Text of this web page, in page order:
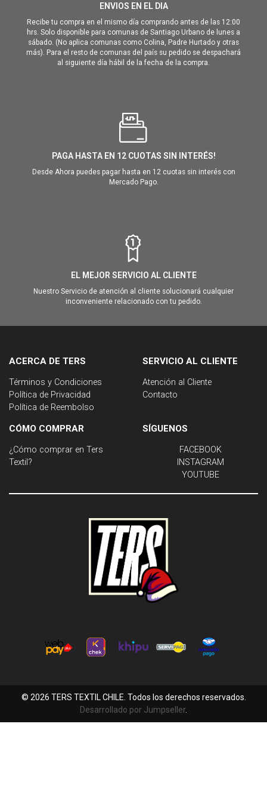
ENVIOS EN EL DIA
Recibe tu compra en el mismo día comprando antes de las 12:00
hrs. Solo disponible para comunas de Santiago Urbano de lunes a
sábado. (No aplica comunas como Colina, Padre Hurtado y otras
más). Para el resto de comunas del país su pedido se despachará
al siguiente día hábil de la fecha de la compra.
PAGA HASTA EN 12 CUOTAS SIN INTERÉS!
Desde Ahora puedes pagar hasta en 12 cuotas sin interés con
Mercado Pago.
EL MEJOR SERVICIO AL CLIENTE
Nuestro Servicio de atención al cliente solucionará cualquier
inconveniente relacionado con tu pedido.
ACERCA DE TERS
Términos y Condiciones
Política de Privacidad
Política de Reembolso
SERVICIO AL CLIENTE
Atención al Cliente
Contacto
CÓMO COMPRAR
¿Cómo comprar en Ters
Textil?
SÍGUENOS
FACEBOOK
INSTAGRAM
YOUTUBE
© 2026 TERS TEXTIL CHILE. Todos los derechos reservados.
Desarrollado por Jumpseller.